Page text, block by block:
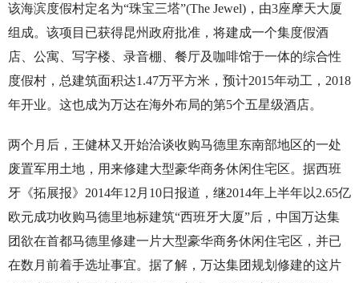
该海滨度假村定名为“珠宝三塔”(The Jewel)，由3座摩天大厦
组成。该项目已获得昆州政府批准，将建成一个集度假酒
店、公寓、写字楼、录音棚、餐厅及咖啡馆于一体的综合性
度假村，总建筑面积达1.47万平方米，预计2015年动工，2018
年开业。这也成为万达在海外布局的第5个五星级酒店。
两个月后，王健林又开始洽谈收购马德里东南部地区的一处
废置军用土地，用来修建大型豪华商务休闲住宅区。据西班
牙《拓展报》2014年12月10日报道，继2014年上半年以2.65亿
欧元成功收购马德里地标建筑“西班牙大厦”后，中国万达集
团欲在首都马德里修建一片大型豪华商务休闲住宅区，并已
在数月前着手选址事宜。据了解，万达集团规划修建的这片